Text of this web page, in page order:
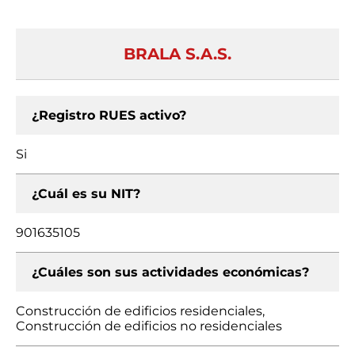
BRALA S.A.S.
¿Registro RUES activo?
Si
¿Cuál es su NIT?
901635105
¿Cuáles son sus actividades económicas?
Construcción de edificios residenciales,
Construcción de edificios no residenciales